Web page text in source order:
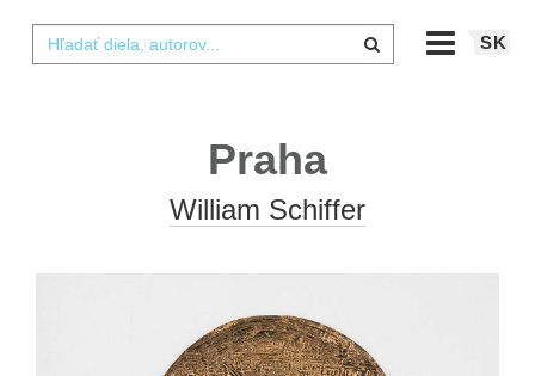
SK
Praha
William Schiffer